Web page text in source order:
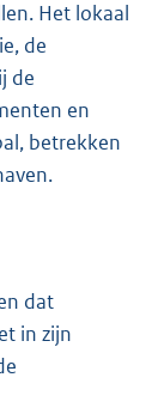
Het lokaal
de
de
en
betrekken
dat
in zijn